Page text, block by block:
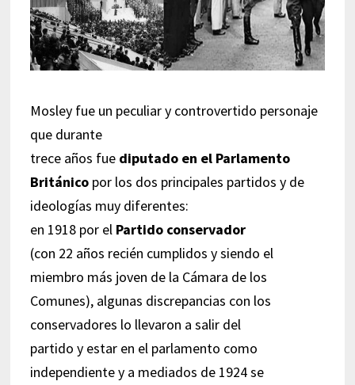
Mosley fue un peculiar y controvertido personaje
que durante
trece años fue diputado en el Parlamento
Británicopor los dos principales partidos y de
ideologías muy diferentes:
en 1918 por el Partido conservador
(con 22 años recién cumplidos y siendo el
miembro más joven de la Cámara de los
Comunes), algunas discrepancias con los
conservadores lo llevaron a salir del
partido y estar en el parlamento como
independiente y a mediados de 1924 se